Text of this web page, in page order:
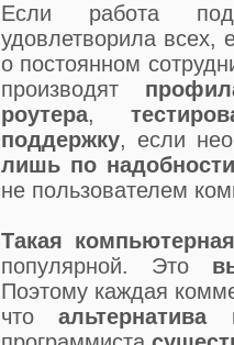
Если работа
удовлетворила всех,
о постоянном
производят
роутера,
поддержку, если
лишь по надобности
не пользователем
Такая
популярной. Это
Поэтому каждая
чтоальтернатива